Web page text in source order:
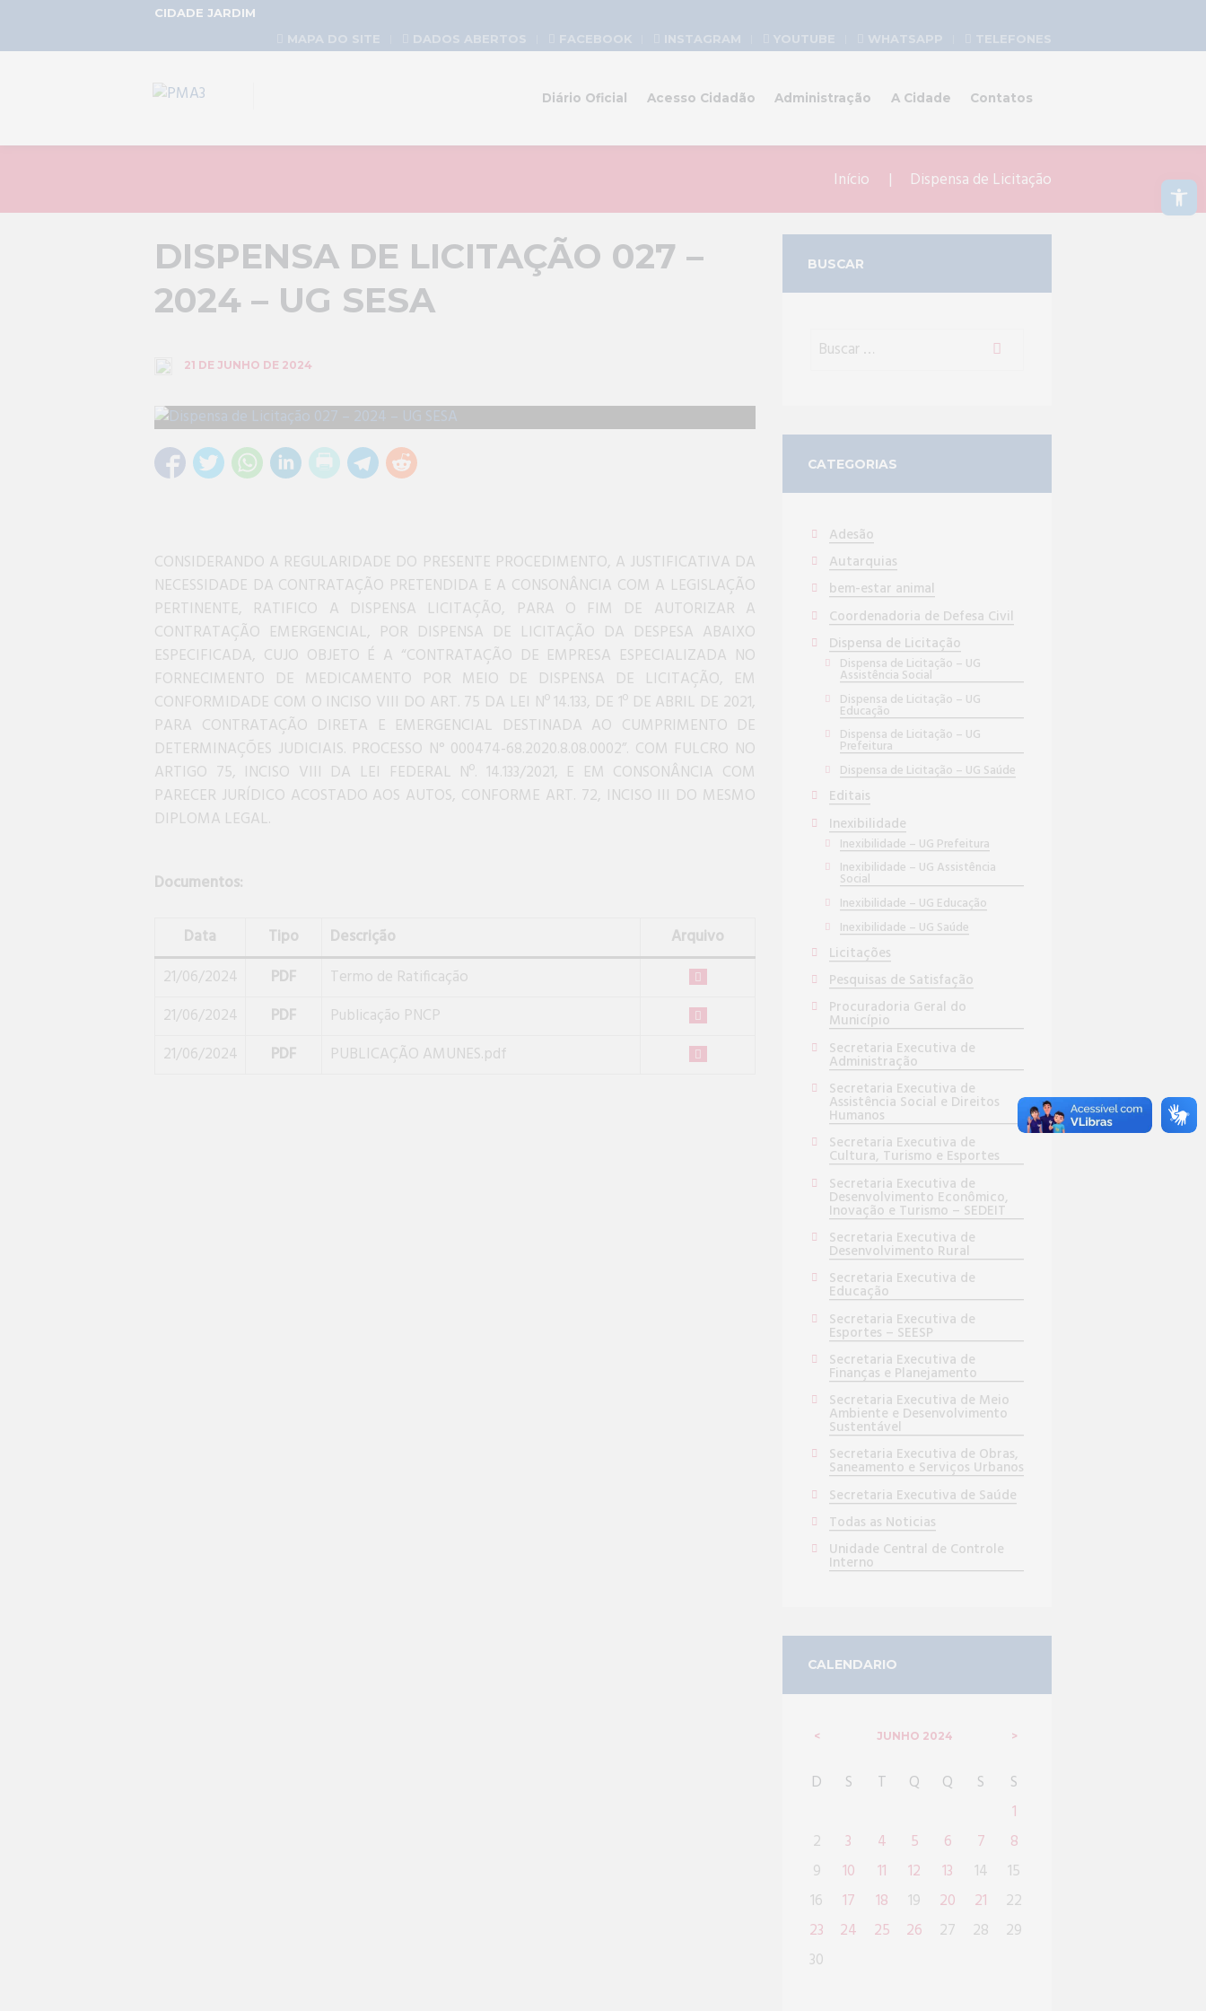
CIDADE JARDIM
MAPA DO SITE
DADOS ABERTOS FACEBOOK INSTAGRAM YOUTUBE WHATSAPP TELEFONES
Diário Oficial Acesso Cidadão Administração A Cidade Contatos
Início Dispensa de Licitação
DISPENSA DE LICITAÇÃO 027 –
2024 – UG SESA
21 DE JUNHO DE 2024
CONSIDERANDO A REGULARIDADE DO PRESENTE PROCEDIMENTO, A JUSTIFICATIVA DA
NECESSIDADE DA CONTRATAÇÃO PRETENDIDA E A CONSONÂNCIA COM A LEGISLAÇÃO
PERTINENTE, RATIFICO A DISPENSA LICITAÇÃO, PARA O FIM DE AUTORIZAR A
CONTRATAÇÃO EMERGENCIAL, POR DISPENSA DE LICITAÇÃO DA DESPESA ABAIXO
ESPECIFICADA, CUJO OBJETO É A “CONTRATAÇÃO DE EMPRESA ESPECIALIZADA NO
FORNECIMENTO DE MEDICAMENTO POR MEIO DE DISPENSA DE LICITAÇÃO, EM
CONFORMIDADE COM O INCISO VIII DO ART. 75 DA LEI Nº 14.133, DE 1º DE ABRIL DE 2021,
PARA CONTRATAÇÃO DIRETA E EMERGENCIAL DESTINADA AO CUMPRIMENTO DE
DETERMINAÇÕES JUDICIAIS. PROCESSO N° 000474-68.2020.8.08.0002”. COM FULCRO NO
ARTIGO 75, INCISO VIII DA LEI FEDERAL Nº. 14.133/2021, E EM CONSONÂNCIA COM
PARECER JURÍDICO ACOSTADO AOS AUTOS, CONFORME ART. 72, INCISO III DO MESMO
DIPLOMA LEGAL.
Documentos:
Data Tipo Descrição
Arquivo
21/06/2024
PDF
Termo de Ratificação
21/06/2024
PDF
Publicação PNCP
21/06/2024
PDF PUBLICAÇÃO AMUNES.pdf
BUSCAR
CATEGORIAS
Adesão
Autarquias
bem-estar animal
Coordenadoria de Defesa Civil
Dispensa de Licitação
Dispensa de Licitação – UG
Assistência Social
Dispensa de Licitação – UG
Educação
Dispensa de Licitação – UG
Prefeitura
Dispensa de Licitação – UG Saúde
Editais
Inexibilidade
Inexibilidade – UG Prefeitura
Inexibilidade – UG Assistência
Social
Inexibilidade – UG Educação
Inexibilidade – UG Saúde
Licitações
Pesquisas de Satisfação
Procuradoria Geral do
Município
Secretaria Executiva de
Administração
Secretaria Executiva de
Assistência Social e Direitos
Humanos
Secretaria Executiva de
Cultura, Turismo e Esportes
Secretaria Executiva de
Desenvolvimento Econômico,
Inovação e Turismo – SEDEIT
Secretaria Executiva de
Desenvolvimento Rural
Secretaria Executiva de
Educação
Secretaria Executiva de
Esportes – SEESP
Secretaria Executiva de
Finanças e Planejamento
Secretaria Executiva de Meio
Ambiente e Desenvolvimento
Sustentável
Secretaria Executiva de Obras,
Saneamento e Serviços Urbanos
Secretaria Executiva de Saúde
Todas as Noticias
Unidade Central de Controle
Interno
CALENDARIO
JUNHO 2024
D S T Q Q S
S
1
2
3 4 5 6 7
8
9
10 11 12 13 14
15
16
17 18 19 20 21
22
23
24 25 26 27 28
29
30
Abrir a barra de ferramentas